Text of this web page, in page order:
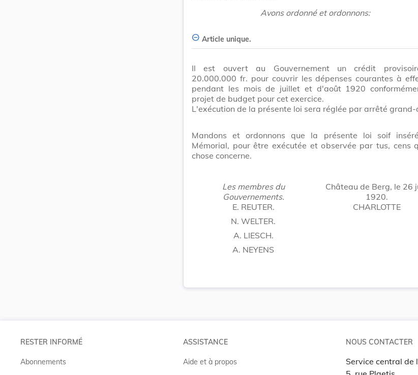
Avons ordonné et ordonnons:
Article unique.
Il est ouvert au Gouvernement un crédit
20.000.000 fr. pour couvrir les dépenses courantes à
pendant les mois de juillet et d'août 1920
projet de budget pour cet exercice.
L'exécution de la présente loi sera réglée par arrêté grand-
Mandons et ordonnons que la présente loi soif
Mémorial, pour être exécutée et observée par tus, cens
chose concerne.
Les membres du
Gouvernements.
E. REUTER.
N. WELTER.
A. LIESCH.
A. NEYENS
Château de Berg, le 26
1920.
CHARLOTTE
RESTER INFORMÉ
Abonnements
ASSISTANCE
Aide et à propos
NOUS CONTACTER
Service central de